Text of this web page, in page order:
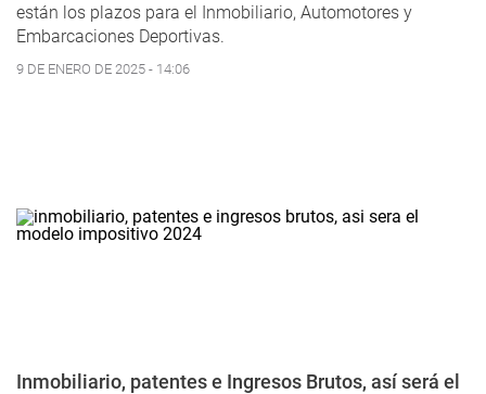
están los plazos para el Inmobiliario, Automotores y
Embarcaciones Deportivas.
9 DE ENERO DE 2025 - 14:06
Inmobiliario, patentes e Ingresos Brutos, así será el